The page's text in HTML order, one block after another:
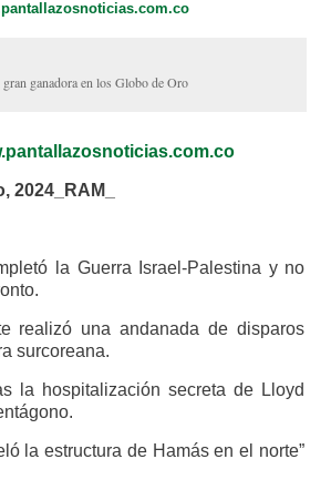
ganadora en los Globo de Oro
2024_RAM_
la Guerra Israel-Palestina y no
realizó una andanada de disparos
surcoreana.
la hospitalización secreta de Lloyd
la estructura de Hamás en el norte”